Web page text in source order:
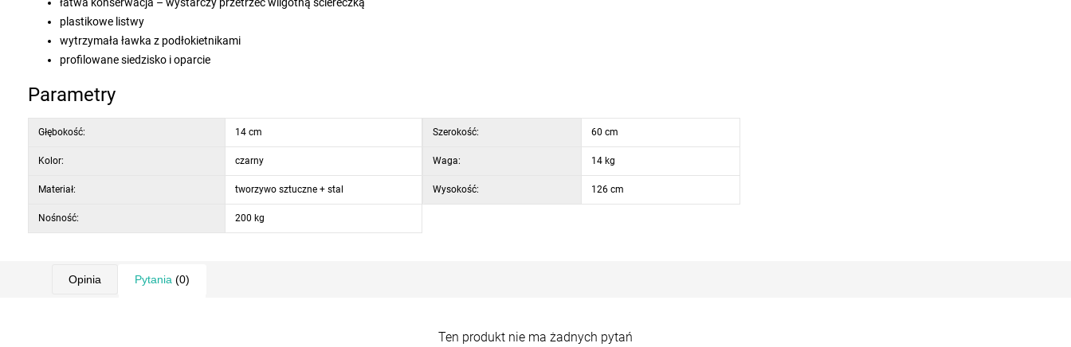
plastikowe listwy
wytrzymała ławka z podłokietnikami
profilowane siedzisko i oparcie
Parametry
Głębokość: 14 cm
Kolor: czarny
Materiał: tworzywo sztuczne + stal
Nośność: 200 kg
Szerokość: 60 cm
Waga: 14 kg
Wysokość: 126 cm
Opinia Pytania (0)
Ten produkt nie ma żadnych pytań